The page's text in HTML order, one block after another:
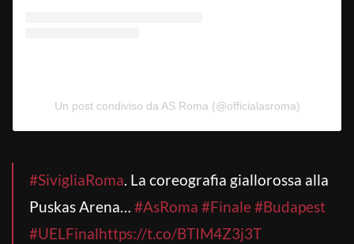
Un post condiviso da AS Roma (@officialasroma)
#SivigliaRoma. La coreografia giallorossa alla
Puskas Arena… #AsRoma #Finale#Budapest
#UELFinalhttps://t.co/BTIM4Z3j3T